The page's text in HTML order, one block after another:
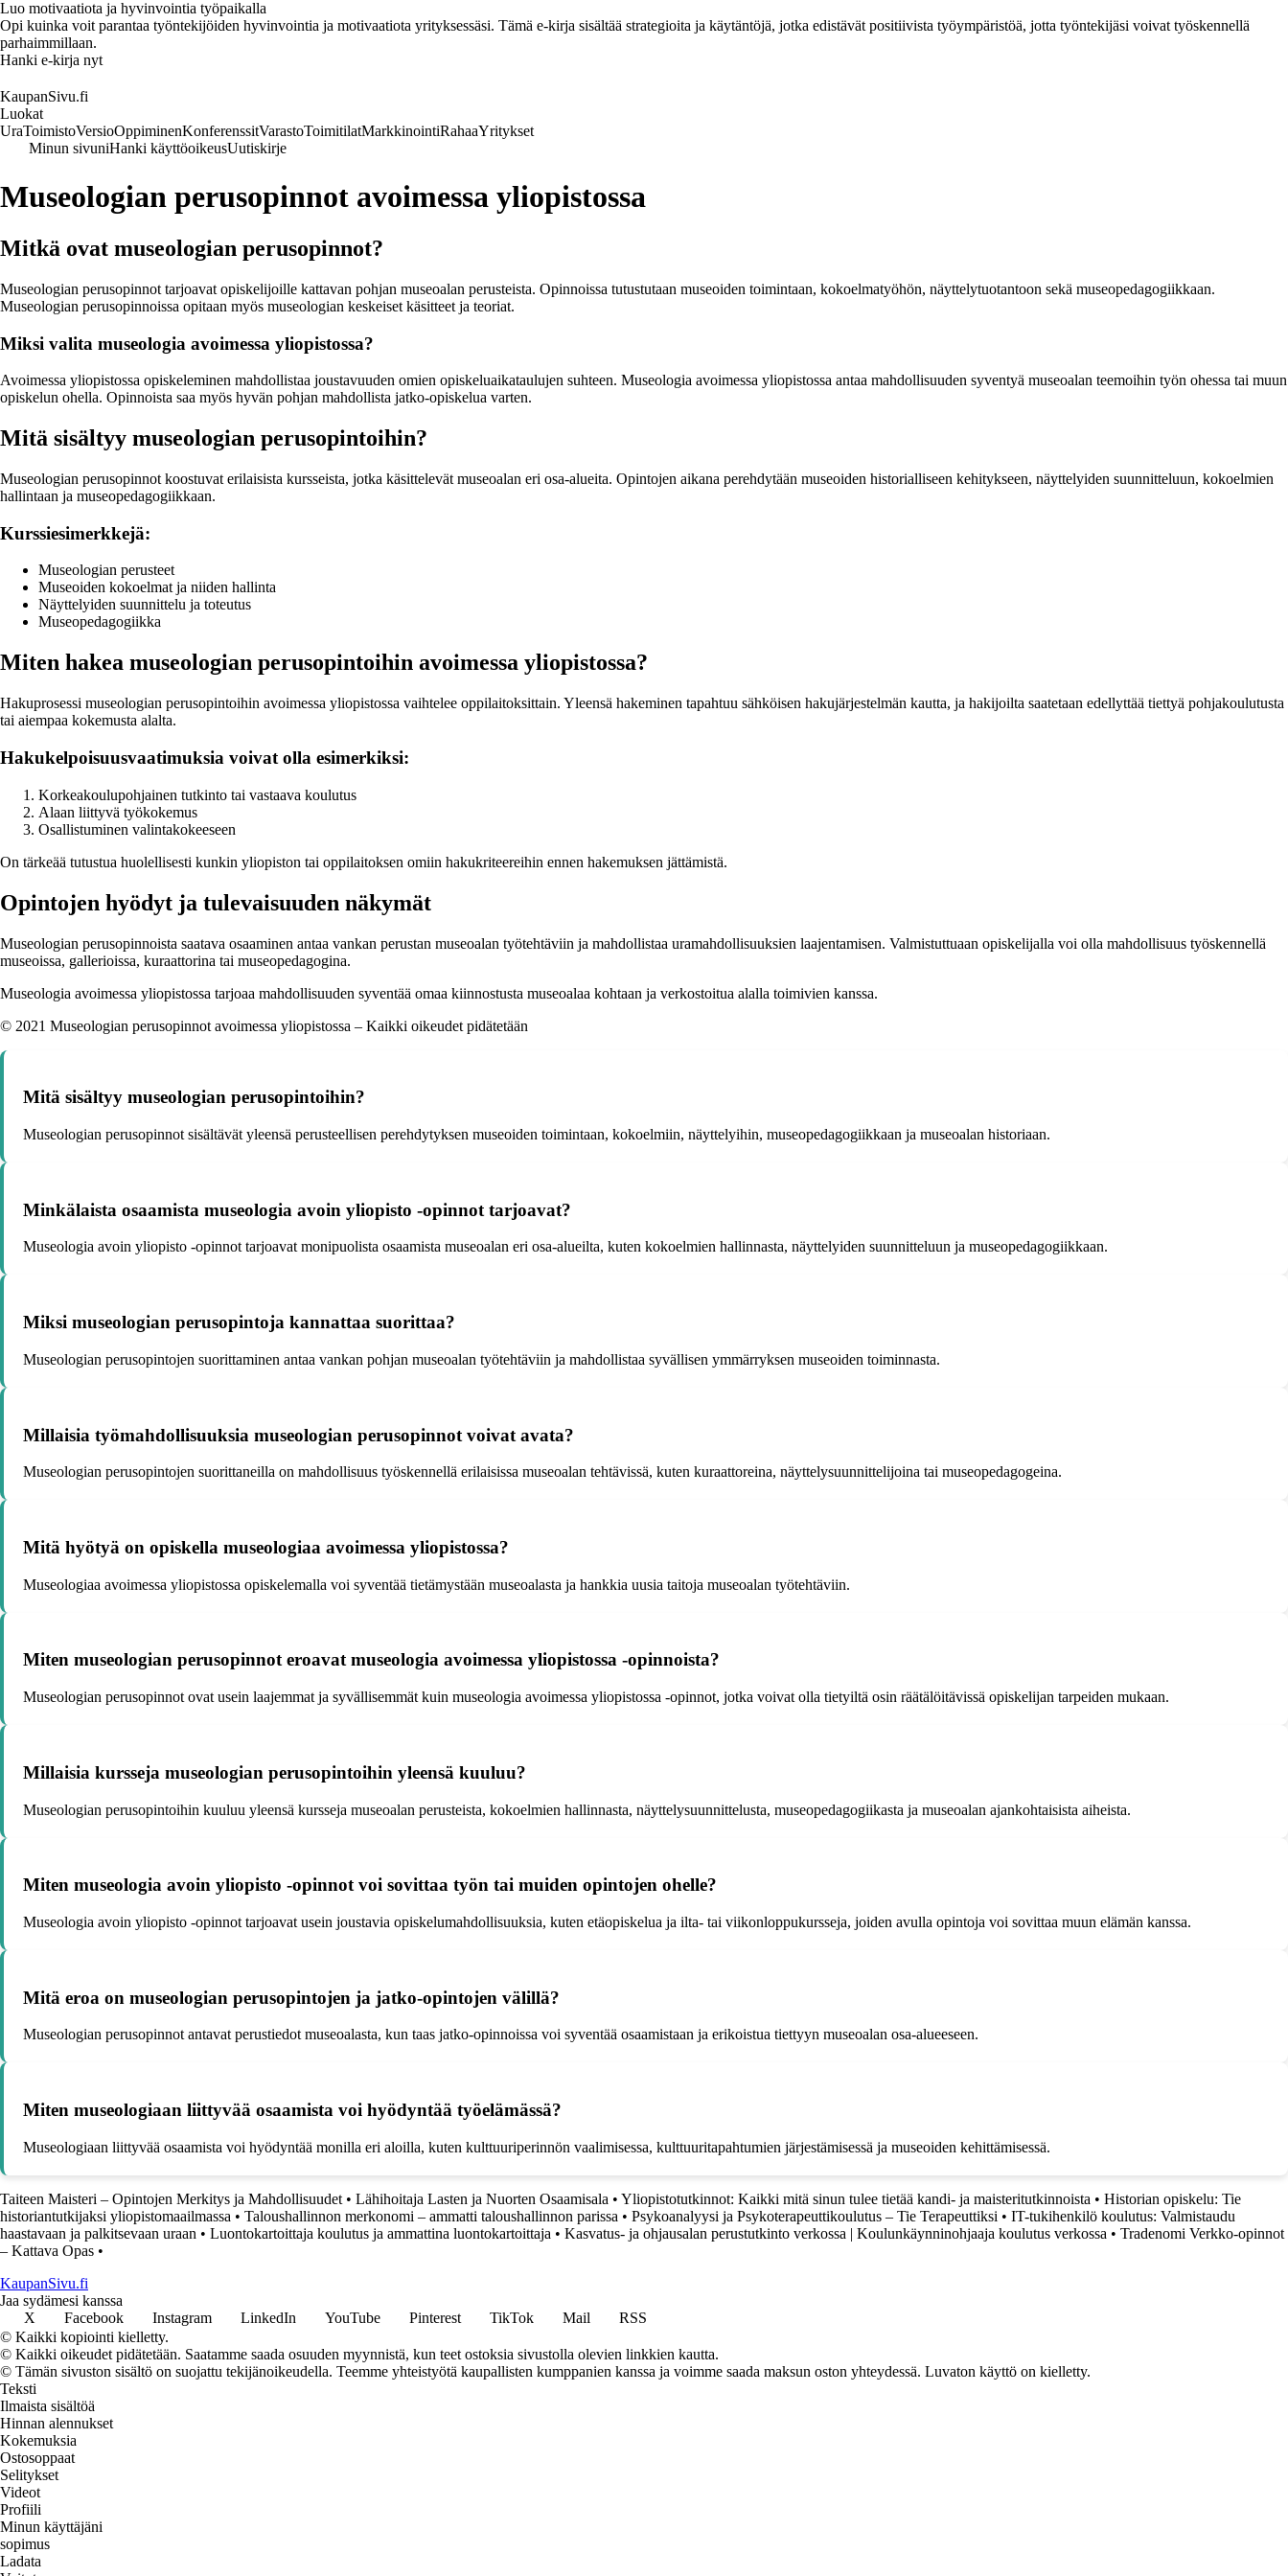
Luo motivaatiota ja hyvinvointia työpaikalla
Opi kuinka voit parantaa työntekijöiden hyvinvointia ja motivaatiota yrityksessäsi. Tämä e-kirja sisältää strategioita ja käytäntöjä, jotka edistävät positiivista työympäristöä, jotta työntekijäsi voivat työskennellä
parhaimmillaan.
Hanki e-kirja nyt
KaupanSivu.fi
Luokat
UraToimistoVersioOppiminenKonferenssitVarastoToimitilatMarkkinointiRahaaYritykset
Minun sivuniHanki käyttöoikeusUutiskirje
Museologian perusopinnot avoimessa yliopistossa
Mitkä ovat museologian perusopinnot?
Museologian perusopinnot tarjoavat opiskelijoille kattavan pohjan museoalan perusteista. Opinnoissa tutustutaan museoiden toimintaan, kokoelmatyöhön, näyttelytuotantoon sekä museopedagogiikkaan.
Museologian perusopinnoissa opitaan myös museologian keskeiset käsitteet ja teoriat.
Miksi valita museologia avoimessa yliopistossa?
Avoimessa yliopistossa opiskeleminen mahdollistaa joustavuuden omien opiskeluaikataulujen suhteen. Museologia avoimessa yliopistossa antaa mahdollisuuden syventyä museoalan teemoihin työn ohessa tai muun
opiskelun ohella. Opinnoista saa myös hyvän pohjan mahdollista jatko-opiskelua varten.
Mitä sisältyy museologian perusopintoihin?
Museologian perusopinnot koostuvat erilaisista kursseista, jotka käsittelevät museoalan eri osa-alueita. Opintojen aikana perehdytään museoiden historialliseen kehitykseen, näyttelyiden suunnitteluun, kokoelmien
hallintaan ja museopedagogiikkaan.
Kurssiesimerkkejä:
Museologian perusteet
Museoiden kokoelmat ja niiden hallinta
Näyttelyiden suunnittelu ja toteutus
Museopedagogiikka
Miten hakea museologian perusopintoihin avoimessa yliopistossa?
Hakuprosessi museologian perusopintoihin avoimessa yliopistossa vaihtelee oppilaitoksittain. Yleensä hakeminen tapahtuu sähköisen hakujärjestelmän kautta, ja hakijoilta saatetaan edellyttää tiettyä pohjakoulutusta
tai aiempaa kokemusta alalta.
Hakukelpoisuusvaatimuksia voivat olla esimerkiksi:
Korkeakoulupohjainen tutkinto tai vastaava koulutus
Alaan liittyvä työkokemus
Osallistuminen valintakokeeseen
On tärkeää tutustua huolellisesti kunkin yliopiston tai oppilaitoksen omiin hakukriteereihin ennen hakemuksen jättämistä.
Opintojen hyödyt ja tulevaisuuden näkymät
Museologian perusopinnoista saatava osaaminen antaa vankan perustan museoalan työtehtäviin ja mahdollistaa uramahdollisuuksien laajentamisen. Valmistuttuaan opiskelijalla voi olla mahdollisuus työskennellä
museoissa, gallerioissa, kuraattorina tai museopedagogina.
Museologia avoimessa yliopistossa tarjoaa mahdollisuuden syventää omaa kiinnostusta museoalaa kohtaan ja verkostoitua alalla toimivien kanssa.
© 2021 Museologian perusopinnot avoimessa yliopistossa – Kaikki oikeudet pidätetään
Mitä sisältyy museologian perusopintoihin?
Museologian perusopinnot sisältävät yleensä perusteellisen perehdytyksen museoiden toimintaan, kokoelmiin, näyttelyihin, museopedagogiikkaan ja museoalan historiaan.
Minkälaista osaamista museologia avoin yliopisto -opinnot tarjoavat?
Museologia avoin yliopisto -opinnot tarjoavat monipuolista osaamista museoalan eri osa-alueilta, kuten kokoelmien hallinnasta, näyttelyiden suunnitteluun ja museopedagogiikkaan.
Miksi museologian perusopintoja kannattaa suorittaa?
Museologian perusopintojen suorittaminen antaa vankan pohjan museoalan työtehtäviin ja mahdollistaa syvällisen ymmärryksen museoiden toiminnasta.
Millaisia työmahdollisuuksia museologian perusopinnot voivat avata?
Museologian perusopintojen suorittaneilla on mahdollisuus työskennellä erilaisissa museoalan tehtävissä, kuten kuraattoreina, näyttelysuunnittelijoina tai museopedagogeina.
Mitä hyötyä on opiskella museologiaa avoimessa yliopistossa?
Museologiaa avoimessa yliopistossa opiskelemalla voi syventää tietämystään museoalasta ja hankkia uusia taitoja museoalan työtehtäviin.
Miten museologian perusopinnot eroavat museologia avoimessa yliopistossa -opinnoista?
Museologian perusopinnot ovat usein laajemmat ja syvällisemmät kuin museologia avoimessa yliopistossa -opinnot, jotka voivat olla tietyiltä osin räätälöitävissä opiskelijan tarpeiden mukaan.
Millaisia kursseja museologian perusopintoihin yleensä kuuluu?
Museologian perusopintoihin kuuluu yleensä kursseja museoalan perusteista, kokoelmien hallinnasta, näyttelysuunnittelusta, museopedagogiikasta ja museoalan ajankohtaisista aiheista.
Miten museologia avoin yliopisto -opinnot voi sovittaa työn tai muiden opintojen ohelle?
Museologia avoin yliopisto -opinnot tarjoavat usein joustavia opiskelumahdollisuuksia, kuten etäopiskelua ja ilta- tai viikonloppukursseja, joiden avulla opintoja voi sovittaa muun elämän kanssa.
Mitä eroa on museologian perusopintojen ja jatko-opintojen välillä?
Museologian perusopinnot antavat perustiedot museoalasta, kun taas jatko-opinnoissa voi syventää osaamistaan ja erikoistua tiettyyn museoalan osa-alueeseen.
Miten museologiaan liittyvää osaamista voi hyödyntää työelämässä?
Museologiaan liittyvää osaamista voi hyödyntää monilla eri aloilla, kuten kulttuuriperinnön vaalimisessa, kulttuuritapahtumien järjestämisessä ja museoiden kehittämisessä.
Taiteen Maisteri – Opintojen Merkitys ja Mahdollisuudet • Lähihoitaja Lasten ja Nuorten Osaamisala • Yliopistotutkinnot: Kaikki mitä sinun tulee tietää kandi- ja maisteritutkinnoista • Historian opiskelu: Tie
historiantutkijaksi yliopistomaailmassa • Taloushallinnon merkonomi – ammatti taloushallinnon parissa • Psykoanalyysi ja Psykoterapeuttikoulutus – Tie Terapeuttiksi • IT-tukihenkilö koulutus: Valmistaudu
haastavaan ja palkitsevaan uraan • Luontokartoittaja koulutus ja ammattina luontokartoittaja • Kasvatus- ja ohjausalan perustutkinto verkossa | Koulunkäynninohjaaja koulutus verkossa • Tradenomi Verkko-opinnot
– Kattava Opas •
KaupanSivu.fi
Jaa sydämesi kanssa
X
Facebook Instagram LinkedIn YouTube Pinterest TikTok Mail
RSS
© Kaikki kopiointi kielletty.
© Kaikki oikeudet pidätetään. Saatamme saada osuuden myynnistä, kun teet ostoksia sivustolla olevien linkkien kautta.
© Tämän sivuston sisältö on suojattu tekijänoikeudella. Teemme yhteistyötä kaupallisten kumppanien kanssa ja voimme saada maksun oston yhteydessä. Luvaton käyttö on kielletty.
Teksti
Ilmaista sisältöä
Hinnan alennukset
Kokemuksia
Ostosoppaat
Selitykset
Videot
Profiili
Minun käyttäjäni
sopimus
Ladata